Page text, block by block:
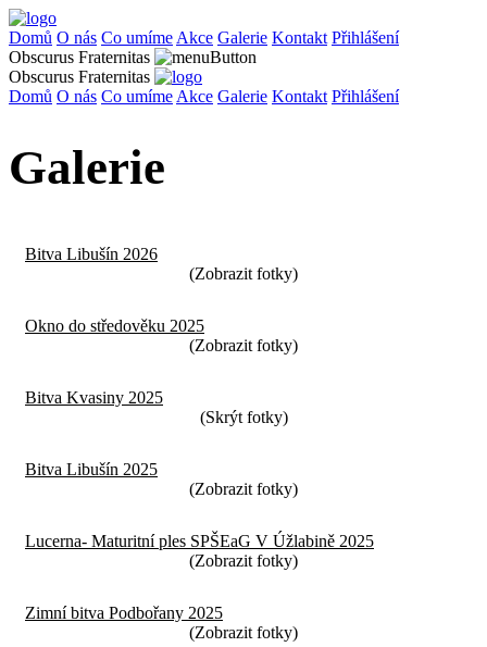
Domů O nás Co umíme Akce Galerie Kontakt Přihlášení
Obscurus Fraternitas
Obscurus Fraternitas
Domů O nás Co umíme Akce Galerie Kontakt Přihlášení
Galerie
Bitva Libušín 2026
Okno do středověku 2025
Bitva Kvasiny 2025
Bitva Libušín 2025
Lucerna- Maturitní ples SPŠEaG V Úžlabině 2025
Zimní bitva Podbořany 2025